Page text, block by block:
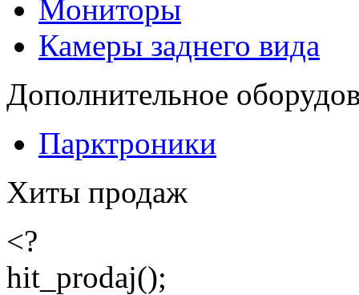
Мониторы
Камеры заднего вида
Дополнительное
Парктроники
Хиты продаж
<?
hit_prodaj();